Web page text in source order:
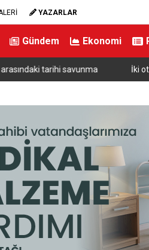
YAZARLAR
Gündem Ekonomi
yaralandı: Motosikletli çift kazadan kıl